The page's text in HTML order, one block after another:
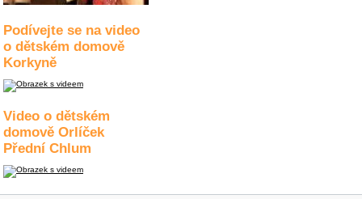
Podívejte se na video
o dětském domově
Korkyně
Video o dětském
domově Orlíček
Přední Chlum